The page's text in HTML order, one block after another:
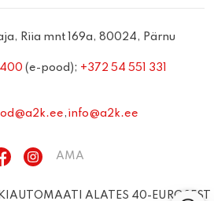
Riia mnt 169a, 80024, Pärnu
(e-pood); +372 54 551 331
, info@a2k.ee
AMA
ALATES 40-EUROSEST